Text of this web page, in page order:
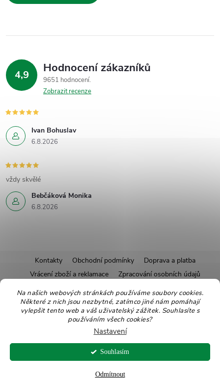
Na našich webových stránkách používáme soubory cookies.
Některé z nich jsou nezbytné, zatímco jiné nám pomáhají
vylepšit tento web a váš uživatelský zážitek. Souhlasíte s
používáním všech cookies?
Nastavení
Odmítnout
Souhlasím
4,9 Hodnocení zákazníků
9651 hodnocení
Zobrazit recenze
Ivan Bohuslav
6.8.2026
Bebčáková Monika
6.8.2026
vždy skvělé
á
Kontakty Obchodní podmínky
Doprava a platba
Vrácení zboží a reklamace
Zpracování osobních údajů
Pravidla soutěží
Affiliate program
Recepty
Pro nové dodavatele
Ekologické balení Moje objednávka
Vytvořil Shoptet
Copyright 2026Zdravoslav. Všechna práva vyhrazena.Upravit nastavení
cookies